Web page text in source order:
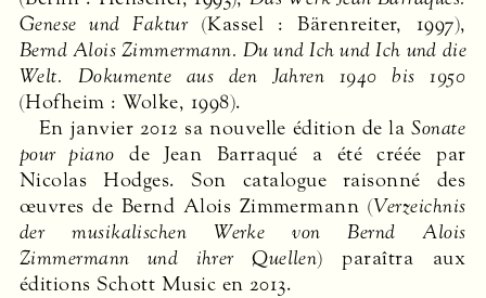
Genese und Faktur(Kassel : Bärenreiter, 1997),
Bernd Alois Zimmermann. Du und Ich und Ich und die
Welt. Dokumente aus den Jahren 1940 bis 1950
(Hofheim : Wolke, 1998).
En janvier 2012 sa nouvelle édition de laSonate
pour piano de Jean Barraqué a été créée par
Nicolas Hodges. Son catalogue raisonné des
œuvres de Bernd Alois Zimmermann (Verzeichnis
der musikalischen Werke von Bernd Alois
Zimmermann und ihrer Quellen) paraîtra aux
éditions Schott Music en 2013.